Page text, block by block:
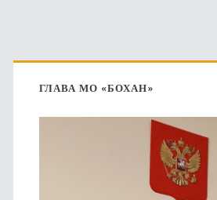
Основная
боковая
ГЛАВА МО «БОХАН»